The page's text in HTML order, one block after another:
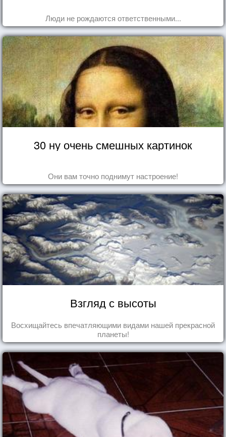
Люди не рождаются ответственными...
30 ну очень смешных картинок
Они вам точно поднимут настроение!
Взгляд с высоты
Восхищайтесь впечатляющими видами нашей прекрасной
планеты!